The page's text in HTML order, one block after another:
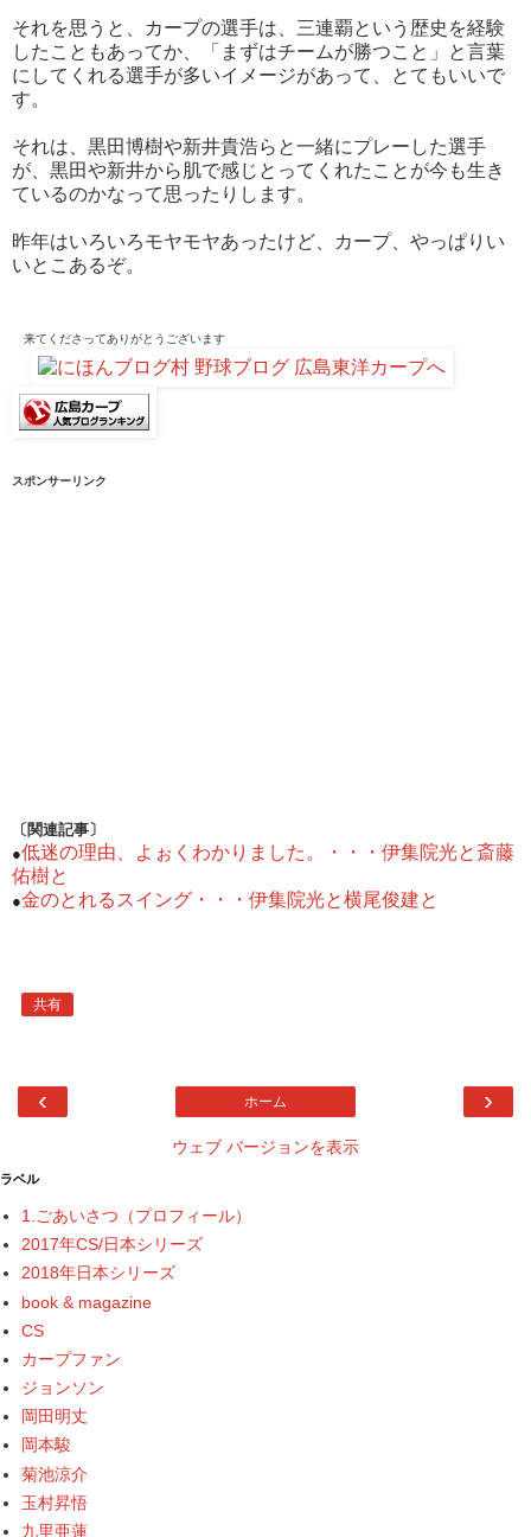
それを思うと、カープの選手は、三連覇という歴史を経験
したこともあってか、「まずはチームが勝つこと」と言葉
にしてくれる選手が多いイメージがあって、とてもいいで
す。
それは、黒田博樹や新井貴浩らと一緒にプレーした選手
が、黒田や新井から肌で感じとってくれたことが今も生き
ているのかなって思ったりします。
昨年はいろいろモヤモヤあったけど、カープ、やっぱりい
いとこあるぞ。
来てくださってありがとうございます
スポンサーリンク
〔関連記事〕
●低迷の理由、よぉくわかりました。・・・伊集院光と斎藤
佑樹と
●金のとれるスイング・・・伊集院光と横尾俊建と
共有
‹ ›
ホーム
ウェブ バージョンを表示
ラベル
1.ごあいさつ（プロフィール）
2017年CS/日本シリーズ
2018年日本シリーズ
book & magazine
CS
カープファン
ジョンソン
岡田明丈
岡本駿
菊池涼介
玉村昇悟
九里亜蓮